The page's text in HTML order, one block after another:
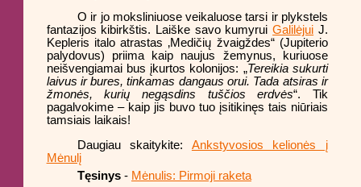
O ir jo moksliniuose veikaluose tarsi ir plykstels
fantazijos kibirkštis. Laiške savo kumyruiGalilėjui J.
Kepleris italo atrastas ‚Medičių žvaigždes“ (Jupiterio
palydovus) priima kaip naujus žemynus, kuriuose
neišvengiamai bus įkurtos kolonijos: „Tereikia sukurti
laivus ir bures, tinkamas dangaus orui. Tada atsiras ir
žmonės, kurių negąsdins tuščios erdvės“. Tik
pagalvokime – kaip jis buvo tuo įsitikinęs tais niūriais
tamsiais laikais!
Daugiau skaitykite: Ankstyvosios kelionės į
Mėnulį
Tęsinys- Mėnulis: Pirmoji raketa